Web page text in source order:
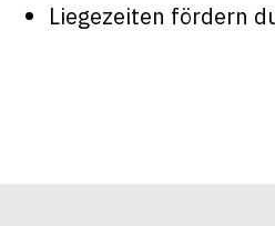
Liegezeiten fördern